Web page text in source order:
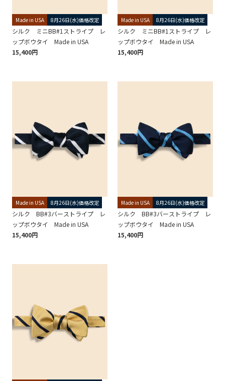
Made in USA 8月26日(水)価格改定
シルク ミニBB#1ストライプ レ
ップボウタイ Made in USA
15,400円
Made in USA 8月26日(水)価格改定
シルク ミニBB#1ストライプ レ
ップボウタイ Made in USA
15,400円
Made in USA 8月26日(水)価格改定
シルク BB#3バーストライプ レ
ップボウタイ Made in USA
15,400円
Made in USA 8月26日(水)価格改定
シルク BB#3バーストライプ レ
ップボウタイ Made in USA
15,400円